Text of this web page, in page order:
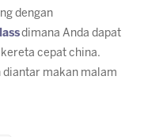
dengan
dimana Anda dapat
cepat china.
diantar makan malam